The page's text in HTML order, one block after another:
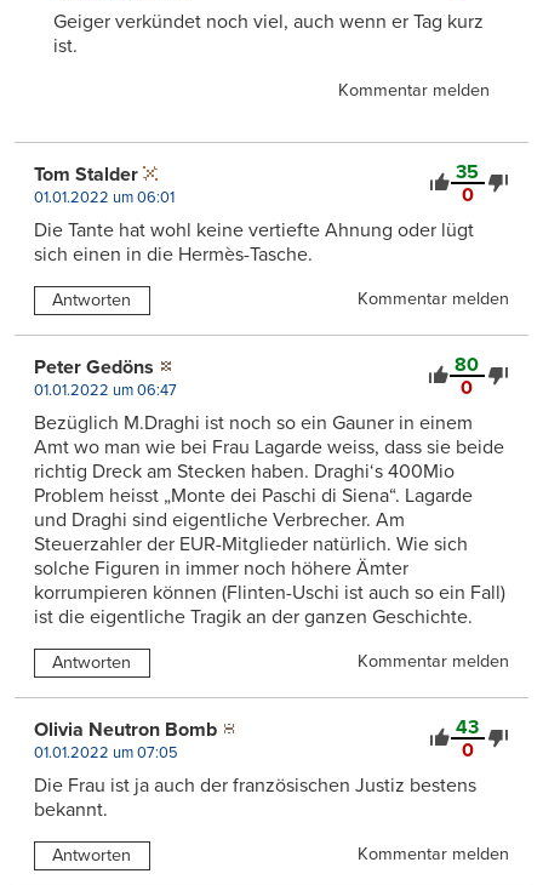
Geiger verkündet noch viel, auch wenn er Tag kurz
ist.
Kommentar melden
35
0
Tom Stalder
01.01.2022 um 06:01
Die Tante hat wohl keine vertiefte Ahnung oder lügt
sich einen in die Hermès-Tasche.
Antworten Kommentar melden
80
0
Peter Gedöns
01.01.2022 um 06:47
Bezüglich M.Draghi ist noch so ein Gauner in einem
Amt wo man wie bei Frau Lagarde weiss, dass sie beide
richtig Dreck am Stecken haben. Draghi‘s 400Mio
Problem heisst „Monte dei Paschi di Siena“. Lagarde
und Draghi sind eigentliche Verbrecher. Am
Steuerzahler der EUR-Mitglieder natürlich. Wie sich
solche Figuren in immer noch höhere Ämter
korrumpieren können (Flinten-Uschi ist auch so ein Fall)
ist die eigentliche Tragik an der ganzen Geschichte.
Antworten Kommentar melden
43
0
Olivia Neutron Bomb
01.01.2022 um 07:05
Die Frau ist ja auch der französischen Justiz bestens
bekannt.
Antworten Kommentar melden